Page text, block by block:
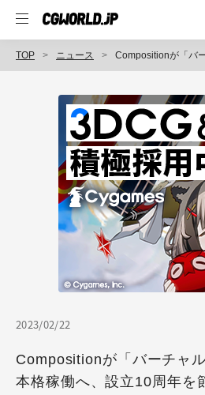
TOP ニュース Compositionが「バーチャルスタジオMOOV
2023/02/22
Compositionが「バーチャ
本格稼働へ、設立10周年を